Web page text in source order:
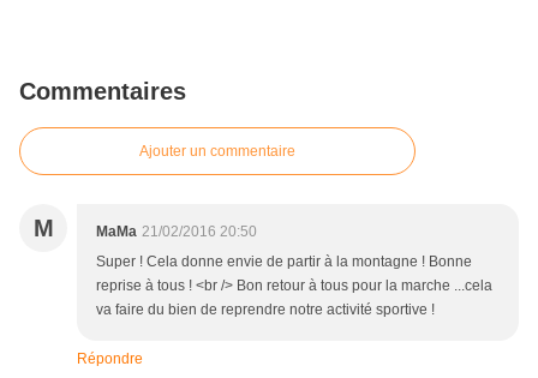
Commentaires
Ajouter un commentaire
M MaMa 21/02/2016 20:50
Super ! Cela donne envie de partir à la montagne ! Bonne
reprise à tous ! <br /> Bon retour à tous pour la marche ...cela
va faire du bien de reprendre notre activité sportive !
Répondre